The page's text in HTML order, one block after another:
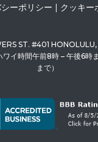
ーポリシー | クッキー
ST. #401 HONOLULU,
イ時間午前8時 – 午後6時
まで）